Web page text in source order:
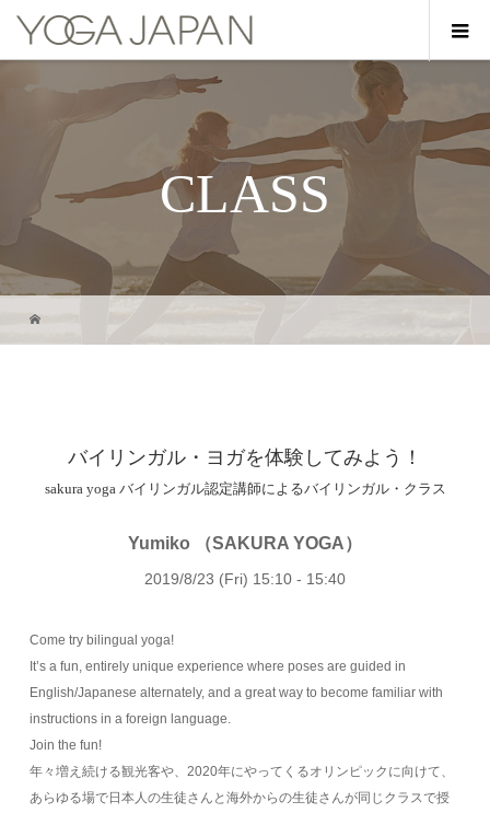
CLASS
バイリンガル・ヨガを体験してみよう！
sakura yoga バイリンガル認定講師によるバイリンガル・クラス
Yumiko （SAKURA YOGA）
2019/8/23 (Fri) 15:10 - 15:40
Come try bilingual yoga!
It’s a fun, entirely unique experience where poses are guided in
English/Japanese alternately, and a great way to become familiar with
instructions in a foreign language.
Join the fun!
年々増え続ける観光客や、2020年にやってくるオリンピックに向けて、
あらゆる場で日本人の生徒さんと海外からの生徒さんが同じクラスで授